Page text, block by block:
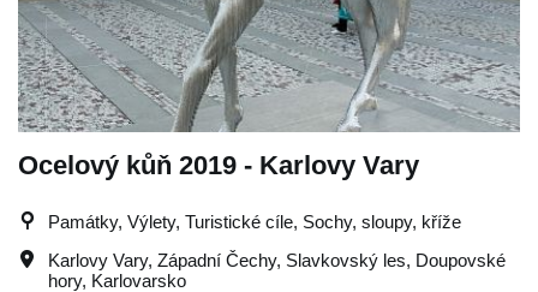
Ocelový kůň 2019 - Karlovy Vary
Památky, Výlety, Turistické cíle, Sochy, sloupy, kříže
Karlovy Vary, Západní Čechy, Slavkovský les, Doupovské
hory, Karlovarsko